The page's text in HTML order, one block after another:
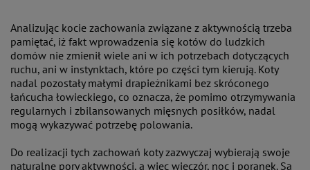
Analizując kocie zachowania związane z aktywnością trzeba
pamiętać, iż fakt wprowadzenia się kotów do ludzkich
domów nie zmienił wiele ani w ich potrzebach dotyczących
ruchu, ani w instynktach, które po części tym kierują. Koty
nadal pozostały małymi drapieżnikami bez skróconego
łańcucha łowieckiego, co oznacza, że pomimo otrzymywania
regularnych i zbilansowanych mięsnych posiłków, nadal
mogą wykazywać potrzebę polowania.
Do realizacji tych zachowań koty zazwyczaj wybierają swoje
naturalne pory aktywności, a więc wieczór, noc i poranek. Są